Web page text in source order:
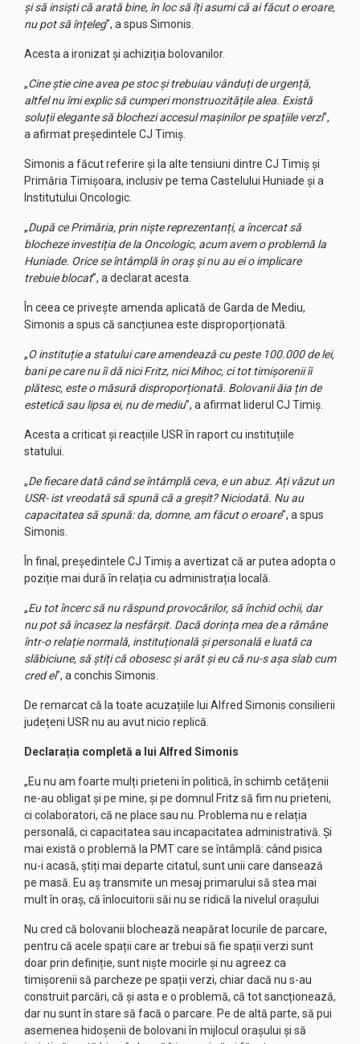
și să insiști că arată bine, în loc să îți asumi că ai făcut o eroare,
nu pot să înțeleg”, a spus Simonis.
Acesta a ironizat și achiziția bolovanilor.
„Cine știe cine avea pe stoc și trebuiau vânduți de urgență,
altfel nu îmi explic să cumperi monstruozitățile alea. Există
soluții elegante să blochezi accesul mașinilor pe spațiile verzi”,
a afirmat președintele CJ Timiș.
Simonis a făcut referire și la alte tensiuni dintre CJ Timiș și
Primăria Timișoara, inclusiv pe tema Castelului Huniade și a
Institutului Oncologic.
„După ce Primăria, prin niște reprezentanți, a încercat să
blocheze investiția de la Oncologic, acum avem o problemă la
Huniade. Orice se întâmplă în oraș și nu au ei o implicare
trebuie blocat”, a declarat acesta.
În ceea ce privește amenda aplicată de Garda de Mediu,
Simonis a spus că sancțiunea este disproporționată.
„O instituție a statului care amendează cu peste 100.000 de lei,
bani pe care nu îi dă nici Fritz, nici Mihoc, ci tot timișorenii îi
plătesc, este o măsură disproporționată. Bolovanii ăia țin de
estetică sau lipsa ei, nu de mediu”, a afirmat liderul CJ Timiș.
Acesta a criticat și reacțiile USR în raport cu instituțiile
statului.
„De fiecare dată când se întâmplă ceva, e un abuz. Ați văzut un
USR- ist vreodată să spună că a greșit? Niciodată. Nu au
capacitatea să spună: da, domne, am făcut o eroare”, a spus
Simonis.
În final, președintele CJ Timiș a avertizat că ar putea adopta o
poziție mai dură în relația cu administrația locală.
„Eu tot încerc să nu răspund provocărilor, să închid ochii, dar
nu pot să încasez la nesfârșit. Dacă dorința mea de a rămâne
într-o relație normală, instituțională și personală e luată ca
slăbiciune, să știți că obosesc și arăt și eu că nu-s așa slab cum
cred ei”, a conchis Simonis.
De remarcat că la toate acuzațiile lui Alfred Simonis consilierii
județeni USR nu au avut nicio replică.
Declarația completă a lui Alfred Simonis
„Eu nu am foarte mulți prieteni în politică, în schimb cetățenii
ne-au obligat și pe mine, și pe domnul Fritz să fim nu prieteni,
ci colaboratori, că ne place sau nu. Problema nu e relația
personală, ci capacitatea sau incapacitatea administrativă. Și
mai există o problemă la PMT care se întâmplă: când pisica
nu-i acasă, știți mai departe citatul, sunt unii care dansează
pe masă. Eu aș transmite un mesaj primarului să stea mai
mult în oraș, că înlocuitorii săi nu se ridică la nivelul orașului
Nu cred că bolovanii blochează neapărat locurile de parcare,
pentru că acele spații care ar trebui să fie spații verzi sunt
doar prin definiție, sunt niște mocirle și nu agreez ca
timișorenii să parcheze pe spații verzi, chiar dacă nu s-au
construit parcări, că și asta e o problemă, că tot sancționează,
dar nu sunt în stare să facă o parcare. Pe de altă parte, să pui
asemenea hidoșenii de bolovani în mijlocul orașului și să